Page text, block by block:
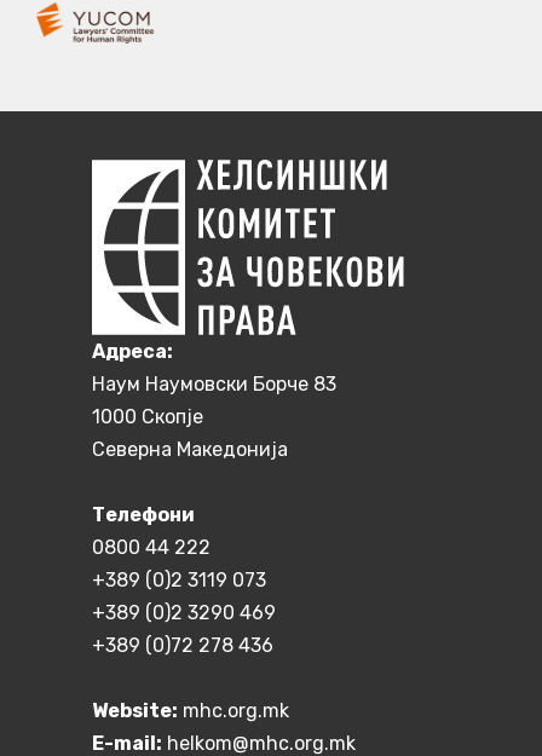
Aдреса:
Наум Наумовски Борче 83
1000 Скопје
Северна Македонија
Телефони
0800 44 222
+389 (0)2 3119 073
+389 (0)2 3290 469
+389 (0)72 278 436
Website: mhc.org.mk
E-mail: helkom@mhc.org.mk